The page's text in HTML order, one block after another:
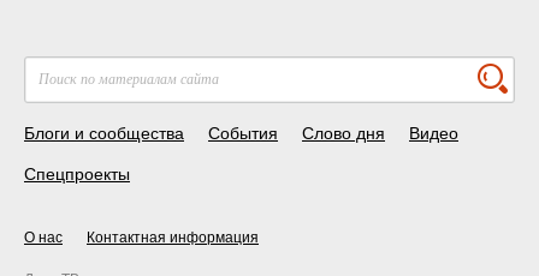
Блоги и сообщества События Слово дня Видео
Спецпроекты
О нас Контактная информация